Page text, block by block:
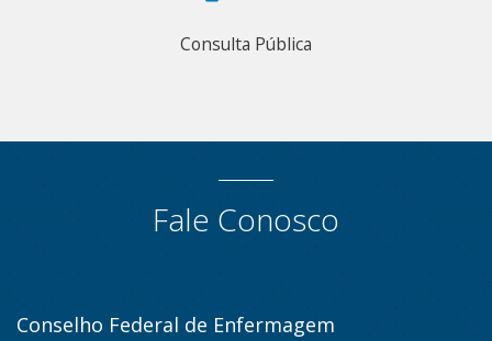
Consulta Pública
Fale Conosco
Conselho Federal de Enfermagem